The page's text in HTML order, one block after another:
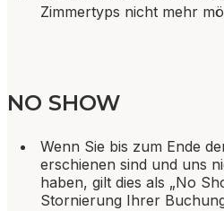
Zimmertyps nicht mehr
NO SHOW
Wenn Sie bis zum Ende
erschienen sind und uns
haben, gilt dies als „No
Stornierung Ihrer